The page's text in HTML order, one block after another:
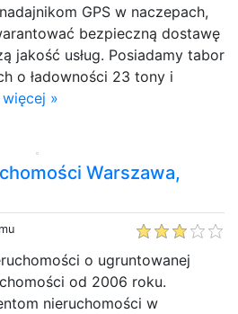
GPS w naczepach,
bezpieczną dostawę
jakość usług. Posiadamy tabor
o ładowności 23 tony i
»
Warszawa,
o ugruntowanej
od 2006 roku.
nieruchomości w